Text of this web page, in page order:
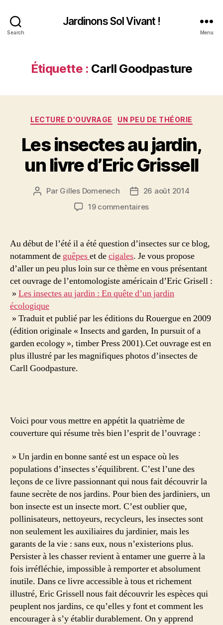
Search
Jardinons Sol Vivant !
Menu
Étiquette : Carll Goodpasture
Catégories
LECTURE D'OUVRAGE UN PEU DE THÉORIE
Les insectes au jardin,
un livre d’Eric Grissell
Auteur
Par Gilles Domenech
Date
de
26 août 2014
19 commentairessur
un
livre
d’Eric
Grissell
Au début de l’été il a été question d’insectes sur ce blog,
notamment de guêpeset decigales. Je vous propose
d’aller un peu plus loin sur ce thème en vous présentant
cet ouvrage de l’entomologiste américain d’Eric Grisell :
» Les insectes au jardin : En quête d’un jardin
écologique
» Traduit et publié par les éditions du Rouergue en 2009
(édition originale « Insects and garden, In pursuit of a
garden ecology », timber Press 2001).Cet ouvrage est en
plus illustré par les magnifiques photos d’insectes de
Carll Goodpasture.
Voici pour vous mettre en appétit la quatrième de
couverture qui résume très bien l’esprit de l’ouvrage :
» Un jardin en bonne santé est un espace où les
populations d’insectes s’équilibrent. C’est l’une des
leçons de ce livre passionnant qui nous fait découvrir la
faune secrète de nos jardins. Pour bien des jardiniers, un
bon insecte est un insecte mort. C’est oublier que,
pollinisateurs, nettoyeurs, recycleurs, les insectes sont
non seulement les auxiliaires du jardinier, mais les
garants de la vie : sans eux, nous n’existerions plus.
Persister à les chasser revient à entamer une guerre à la
fois irréfléchie, impossible à remporter et absolument
inutile. Dans ce livre accessible à tous et richement
illustré, Eric Grissell nous fait découvrir les espèces qui
peuplent nos jardins, ce qu’elles y font et comment les
encourager à s’y établir durablement. On y apprend